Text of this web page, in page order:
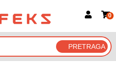
Prijavite se Google nalogom
0